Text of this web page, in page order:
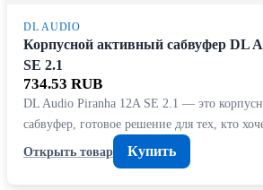
DL AUDIO
Корпусной активный сабвуфер DL
SE 2.1
734.53 RUB
DL Audio Piranha 12A SE 2.1 — это
сабвуфер, готовое решение для тех, кто
Открыть товар
Купить